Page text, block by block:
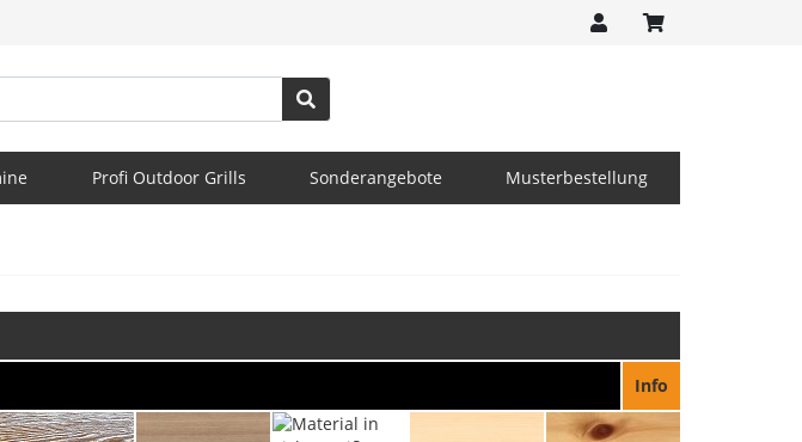
Profi Outdoor Grills Sonderangebote Musterbestellung
Info